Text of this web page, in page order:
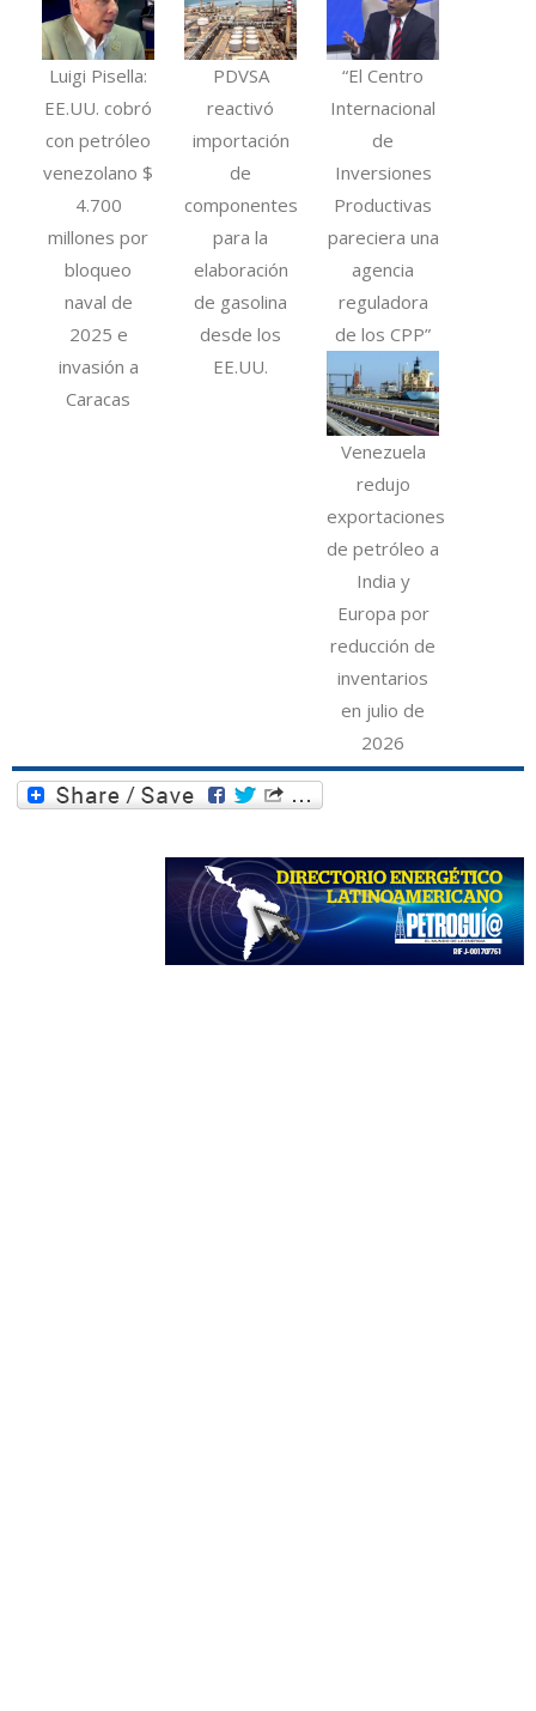
Luigi Pisella:
EE.UU. cobró
con petróleo
venezolano $
4.700
millones por
bloqueo
naval de
2025 e
invasión a
Caracas
PDVSA
reactivó
importación
de
componentes
para la
elaboración
de gasolina
desde los
EE.UU.
“El Centro
Internacional
de
Inversiones
Productivas
pareciera una
agencia
reguladora
de los CPP”
Venezuela
redujo
exportaciones
de petróleo a
India y
Europa por
reducción de
inventarios
en julio de
2026